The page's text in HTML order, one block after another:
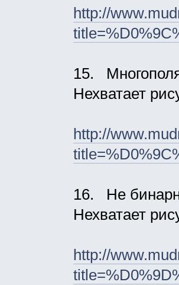
http://
15.
Нехватает
http://
16. Не
Нехватает
http://